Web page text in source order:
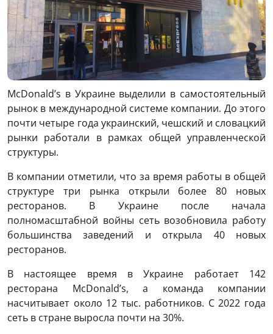
McDonald’s в Украине выделили в самостоятельный
рынок в международной системе компании. До этого
почти четыре года украинский, чешский и словацкий
рынки работали в рамках общей управленческой
структуры.
В компании отметили, что за время работы в общей
структуре три рынка открыли более 80 новых
ресторанов. В Украине после начала
полномасштабной войны сеть возобновила работу
большинства заведений и открыла 40 новых
ресторанов.
В настоящее время в Украине работает 142
ресторана McDonald’s, а команда компании
насчитывает около 12 тыс. работников. С 2022 года
сеть в стране выросла почти на 30%.